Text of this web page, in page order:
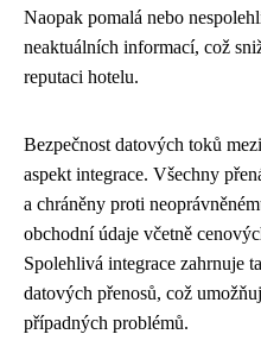
Naopak pomalá nebo
neaktuálních informací, což
reputaci hotelu.
Bezpečnost datových toků
aspekt integrace. Všechny
a chráněny proti
obchodní údaje včetně
Spolehlivá integrace zahrnuje
datových přenosů, což
případných problémů.